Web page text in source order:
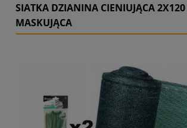
SIATKA DZIANINA CIENIUJĄCA
MASKUJĄCA